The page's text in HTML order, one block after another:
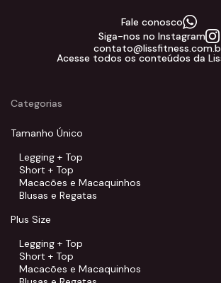
Fale conosco
Siga-nos no Instagram
Acesse todos os conteúdos da
Categorias
Tamanho Único
Legging + Top
Short + Top
Macacões e Macaquinhos
Blusas e Regatas
Plus Size
Legging + Top
Short + Top
Macacões e Macaquinhos